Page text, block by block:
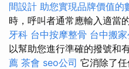
間設計 助您實現品牌價值的
時，呼叫者通常應輸入適當
牙科 台中按摩整骨 台中搬家
以幫助您進行準確的撥號和
薦 茶會 seo公司 它消除了